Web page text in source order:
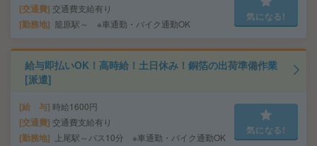
交通費 交通費支給有り
勤務地 籠原駅～ ※車通勤・バイク通勤OK
気になる!
給与即払いOK！高時給！土日休み！銅箔の出荷準備作業
[派遣]
給 与 時給1600円
交通費 交通費支給有り
勤務地 上尾駅～バス10分 ※車通勤・バイク通勤OK
気になる!